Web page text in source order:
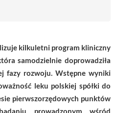
kilkuletni program kliniczny
samodzielnie doprowadziła
fazy rozwoju. Wstępne wyniki
leku polskiej spółki do
pierwszorzędowych punktów
prowadzonym wśród